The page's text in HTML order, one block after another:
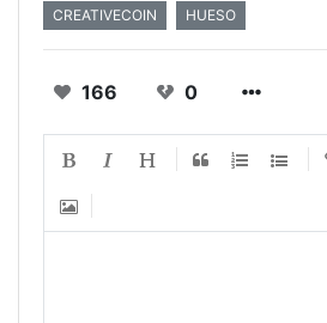
CREATIVECOIN
HUESO
166 0